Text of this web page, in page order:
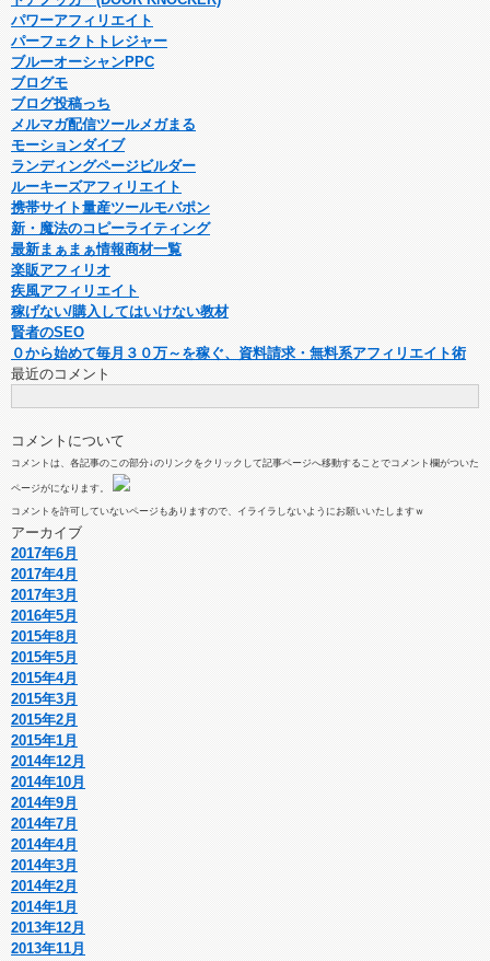
パワーアフィリエイト
パーフェクトトレジャー
ブルーオーシャンPPC
ブログモ
ブログ投稿っち
メルマガ配信ツールメガまる
モーションダイブ
ランディングページビルダー
ルーキーズアフィリエイト
携帯サイト量産ツールモバポン
新・魔法のコピーライティング
最新まぁまぁ情報商材一覧
楽販アフィリオ
疾風アフィリエイト
稼げない/購入してはいけない教材
賢者のSEO
０から始めて毎月３０万～を稼ぐ、資料請求・無料系アフィリエイト術
最近のコメント
コメントについて
コメントは、各記事のこの部分↓のリンクをクリックして記事ページへ移動することでコメント欄がついた
ページがになります。
コメントを許可していないページもありますので、イライラしないようにお願いいたしますｗ
アーカイブ
2017年6月
2017年4月
2017年3月
2016年5月
2015年8月
2015年5月
2015年4月
2015年3月
2015年2月
2015年1月
2014年12月
2014年10月
2014年9月
2014年7月
2014年4月
2014年3月
2014年2月
2014年1月
2013年12月
2013年11月